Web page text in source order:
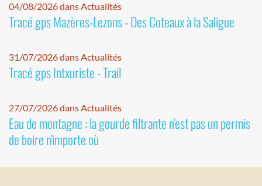
04/08/2026 dans Actualités
Tracé gps Mazères-Lezons - Des Coteaux à la Saligue
31/07/2026 dans Actualités
Tracé gps Intxuriste - Trail
27/07/2026 dans Actualités
Eau de montagne : la gourde filtrante n'est pas un permis
de boire n'importe où